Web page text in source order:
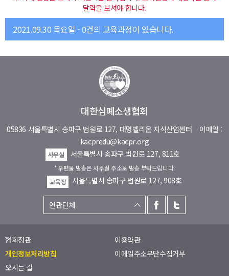
달력을 보셔야 합니다.
2021.09.30 목요일 - 0건의 교육과정이 있습니다.
대한심폐소생협회
05836 서울특별시 송파구 법원로 127, 대명벨리온 지식산업센터 이메일 :
kacpredu@kacpr.org
사무실 서울특별시 송파구 법원로 127, 811호
* 우편물 발송은 사무실 주소로 발송 부탁드립니다.
교육장
서울특별시 송파구 법원로 127, 908호
협회정관
이용약관
개인정보처리방침
이메일주소무단수집거부
오시는 길